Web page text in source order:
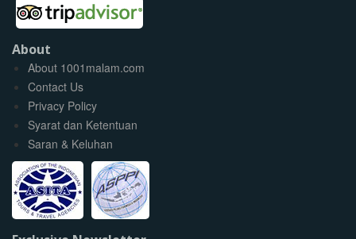
About
About 1001malam.com
Contact Us
Privacy Policy
Syarat dan Ketentuan
Saran & Keluhan